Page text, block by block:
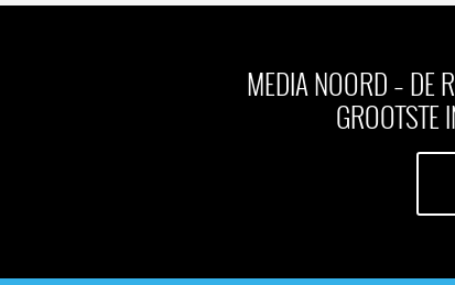
MEDIA NOORD – DE
GROOTSTE